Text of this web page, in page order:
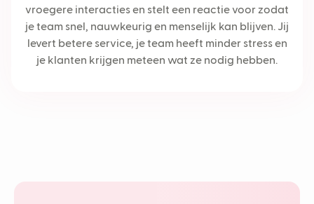
vroegere interacties en stelt een reactie voor zodat
je team snel, nauwkeurig en menselijk kan blijven. Jij
levert betere service, je team heeft minder stress en
je klanten krijgen meteen wat ze nodig hebben.